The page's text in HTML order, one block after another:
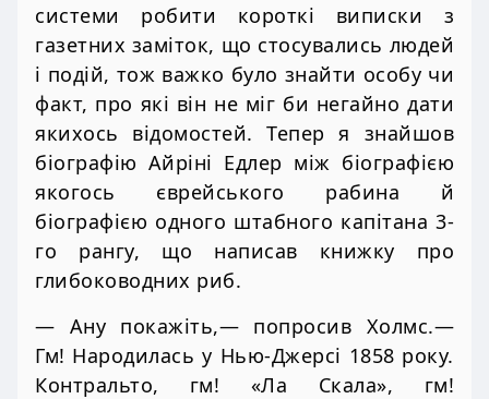
системи робити короткі виписки з
газетних заміток, що стосувались людей
і подій, тож важко було знайти особу чи
факт, про які він не міг би негайно дати
якихось відомостей. Тепер я знайшов
біографію Айріні Едлер між біографією
якогось єврейського рабина й
біографією одного штабного капітана 3-
го рангу, що написав книжку про
глибоководних риб.
— Ану покажіть,— попросив Холмс.—
Гм! Народилась у Нью-Джерсі 1858 року.
Контральто, гм! «Ла Скала», гм!